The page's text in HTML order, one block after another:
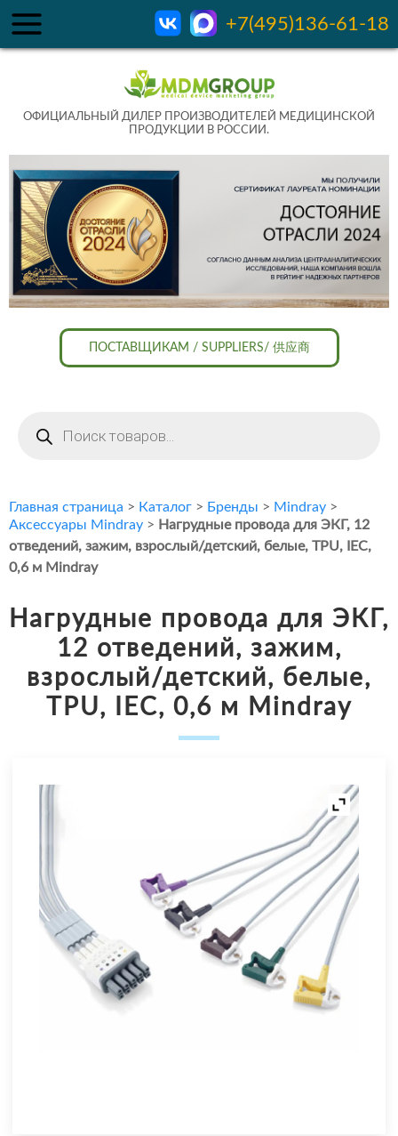
+7(495)136-61-18
ОФИЦИАЛЬНЫЙ ДИЛЕР ПРОИЗВОДИТЕЛЕЙ МЕДИЦИНСКОЙ
ПРОДУКЦИИ В РОССИИ.
ПОСТАВЩИКАМ / SUPPLIERS/ 供应商
товаров
Главная страница > Каталог > Бренды > Mindray >
Аксессуары Mindray > Нагрудные провода для ЭКГ, 12
отведений, зажим, взрослый/детский, белые, TPU, IEC,
0,6 м Mindray
Нагрудные провода для ЭКГ,
12 отведений, зажим,
взрослый/детский, белые,
TPU, IEC, 0,6 м Mindray